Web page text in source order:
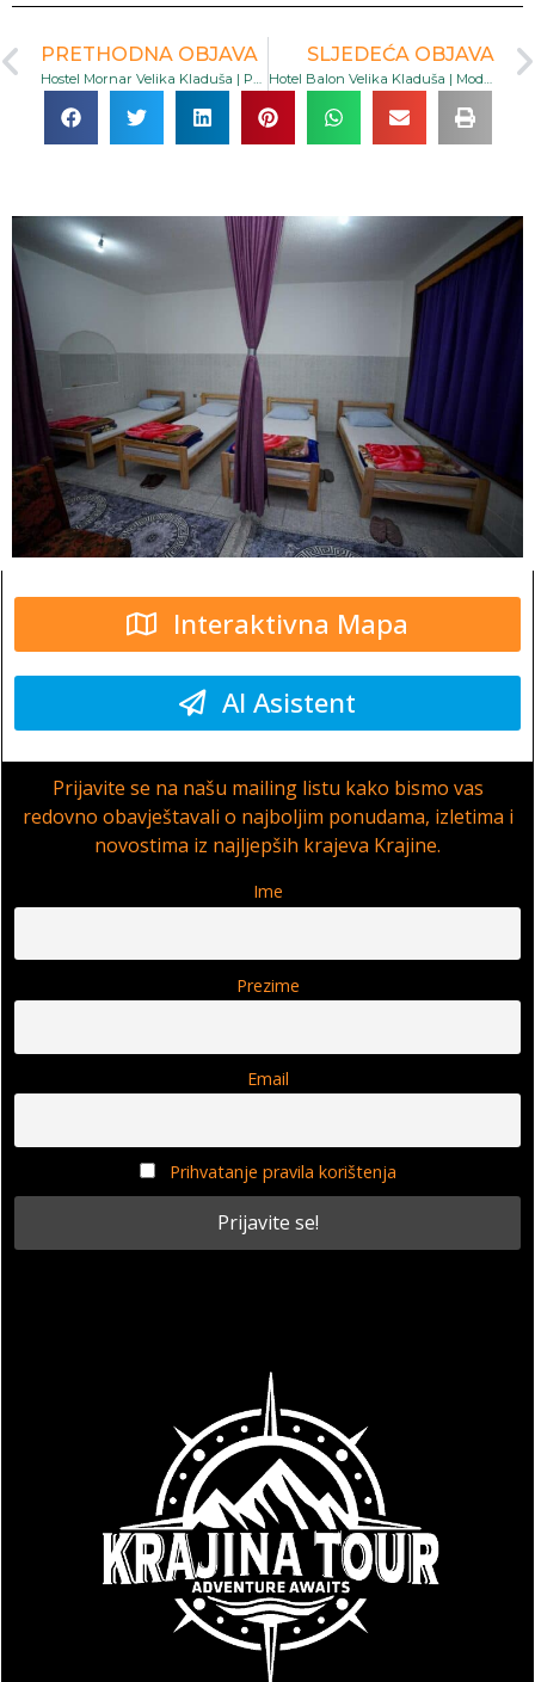
PRETHODNA OBJAVA
Hostel Mornar Velika Kladuša | Pristupačan smještaj s besplatnim WiFi-jem i privatnim parkingom
SLJEDEĆA OBJAVA
Hotel Balon Velika Kladuša | Moderan smještaj s restoranom, vrtom i obiteljskim sobama u srcu grada
Interaktivna Mapa
AI Asistent
Prijavite se na našu mailing listu kako bismo vas
redovno obavještavali o najboljim ponudama, izletima i
novostima iz najljepših krajeva Krajine.
Ime
Prezime
Email
Prihvatanje pravila korištenja